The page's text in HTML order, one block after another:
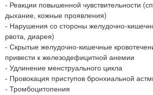
- Реакции повышенной чувствительности
дыхание, кожные проявления)
- Нарушения со стороны желудочно-
рвота, диарея)
- Скрытые желудочно-кишечные
привести к железодефицитной анемии
- Удлинение менструального цикла
- Провокация приступов бронхиальной
- Тромбоцитопения